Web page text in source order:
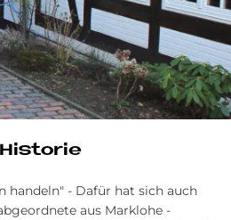
handeln" - Dafür hat sich auch
aus Marklohe -